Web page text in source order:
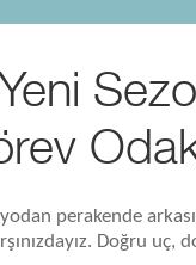
perakende
Doğru